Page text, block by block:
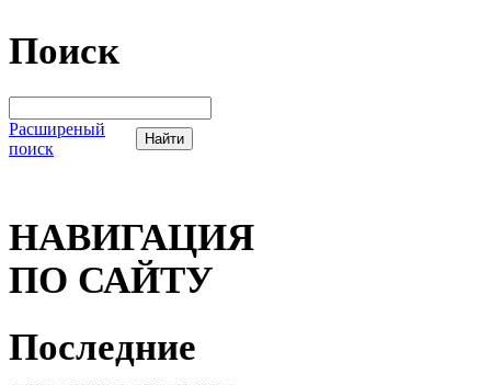
Поиск
Расширеный
поиск
НАВИГАЦИЯ
ПО САЙТУ
Последние